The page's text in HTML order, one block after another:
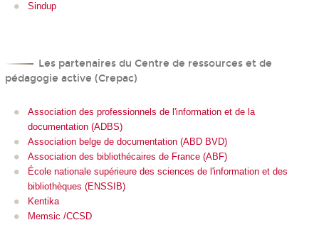
Sindup
Les partenaires du Centre de ressources et de
pédagogie active (Crepac)
Association des professionnels de l'information et de la
documentation (ADBS)
Association belge de documentation (ABD BVD)
Association des bibliothécaires de France (ABF)
École nationale supérieure des sciences de l'information et des
bibliothèques (ENSSIB)
Kentika
Memsic /CCSD